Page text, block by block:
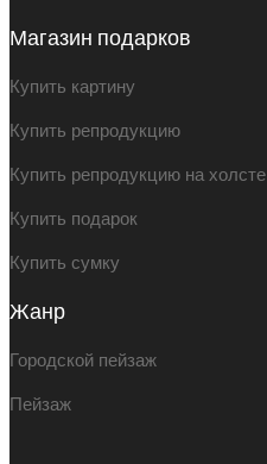
Магазин подарков
Купить картину
Купить репродукцию
Купить репродукцию на холсте
Купить подарок
Купить сумку
Жанр
Городской пейзаж
Пейзаж